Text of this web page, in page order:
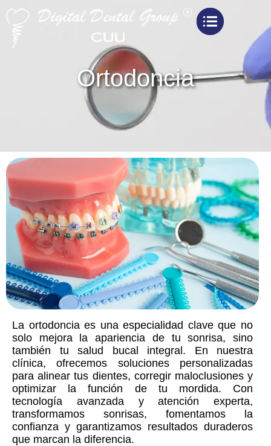
Ortodoncia
La ortodoncia es una especialidad clave que no
solo mejora la apariencia de tu sonrisa, sino
también tu salud bucal integral. En nuestra
clínica, ofrecemos soluciones personalizadas
para alinear tus dientes, corregir maloclusiones y
optimizar la función de tu mordida. Con
tecnología avanzada y atención experta,
transformamos sonrisas, fomentamos la
confianza y garantizamos resultados duraderos
que marcan la diferencia.